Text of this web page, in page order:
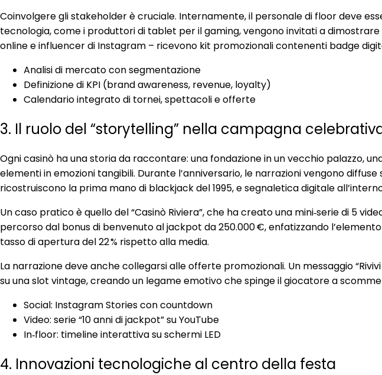
Coinvolgere gli stakeholder è cruciale. Internamente, il personale di floor deve
tecnologia, come i produttori di tablet per il gaming, vengono invitati a
online e influencer di Instagram – ricevono kit promozionali contenenti badge
Analisi di mercato con segmentazione
Definizione di KPI (brand awareness, revenue, loyalty)
Calendario integrato di tornei, spettacoli e offerte
3. Il ruolo del “storytelling” nella campagna
Ogni casinò ha una storia da raccontare: una fondazione in un vecchio palazzo,
elementi in emozioni tangibili. Durante l’anniversario, le narrazioni vengono
ricostruiscono la prima mano di blackjack del 1995, e segnaletica digitale
Un caso pratico è quello del “Casinò Riviera”, che ha creato una mini‑serie di 5
percorso dal bonus di benvenuto al jackpot da 250.000 €, enfatizzando
tasso di apertura del 22 % rispetto alla media.
La narrazione deve anche collegarsi alle offerte promozionali. Un messaggio
su una slot vintage, creando un legame emotivo che spinge il giocatore a
Social: Instagram Stories con countdown
Video: serie “10 anni di jackpot” su YouTube
In‑floor: timeline interattiva su schermi LED
4. Innovazioni tecnologiche al centro della festa